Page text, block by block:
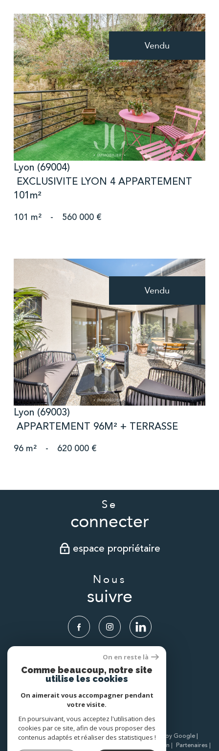
Vendu
voir le bien
Lyon (69004)
EXCLUSIVITE LYON 4 APPARTEMENT
101m²
101 m² - 560 000 €
Vendu
voir le bien
Lyon (69003)
APPARTEMENT 96M² + TERRASSE
96 m² - 620 000 €
Se
connecter
espace propriétaire
Nous
suivre
Nous
adhérons
© 2026 | Tous droits réservés | Traduction powered by Google |
Admin
Partenaires
On en reste là
Comme beaucoup, notre site
utilise les cookies
On aimerait vous accompagner pendant
votre visite.
En poursuivant, vous acceptez l'utilisation des
cookies par ce site, afin de vous proposer des
contenus adaptés et réaliser des statistiques !